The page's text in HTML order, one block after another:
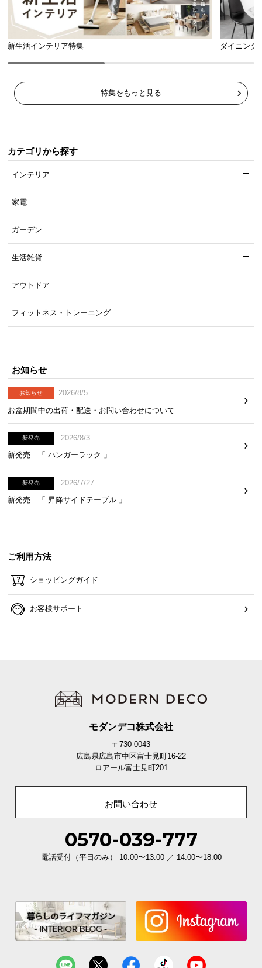
新生活インテリア特集 ダイニング
特集をもっと見る
カテゴリから探す
インテリア
家電
ガーデン
生活雑貨
アウトドア
フィットネス・トレーニング
お知らせ
お知らせ
2026/8/5
お盆期間中の出荷・配送・お問い合わせについて
新発売
2026/8/3
新発売 「 ハンガーラック 」
新発売
2026/7/27
新発売 「 昇降サイドテーブル 」
ご利用方法
ショッピングガイド
お客様サポート
モダンデコ株式会社
〒730-0043
広島県広島市中区富士見町16-22
ロアール富士見町201
お問い合わせ
0570-039-777
電話受付（平日のみ） 10:00〜13:00 ／ 14:00〜18:00